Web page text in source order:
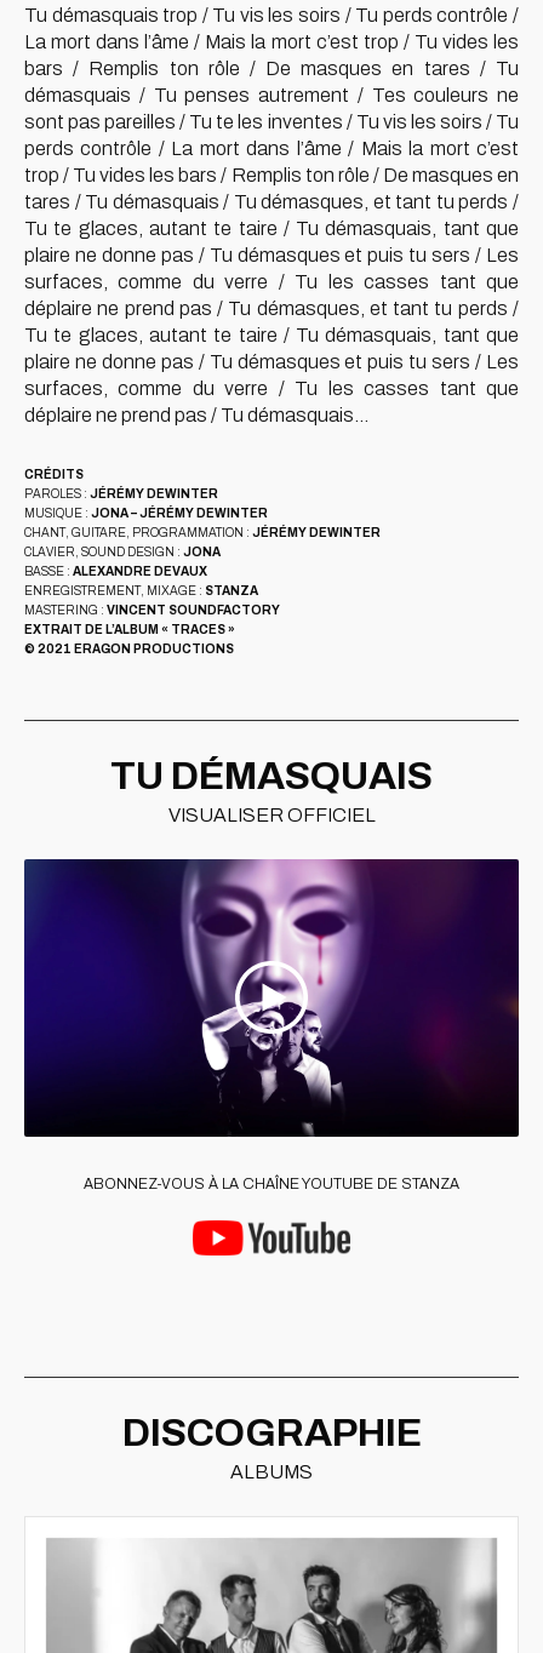
Tu démasquais trop / Tu vis les soirs / Tu perds contrôle /
La mort dans l’âme / Mais la mort c’est trop / Tu vides les
bars / Remplis ton rôle / De masques en tares / Tu
démasquais / Tu penses autrement / Tes couleurs ne
sont pas pareilles / Tu te les inventes / Tu vis les soirs / Tu
perds contrôle / La mort dans l’âme / Mais la mort c’est
trop / Tu vides les bars / Remplis ton rôle / De masques en
tares / Tu démasquais / Tu démasques, et tant tu perds /
Tu te glaces, autant te taire / Tu démasquais, tant que
plaire ne donne pas / Tu démasques et puis tu sers / Les
surfaces, comme du verre / Tu les casses tant que
déplaire ne prend pas / Tu démasques, et tant tu perds /
Tu te glaces, autant te taire / Tu démasquais, tant que
plaire ne donne pas / Tu démasques et puis tu sers / Les
surfaces, comme du verre / Tu les casses tant que
déplaire ne prend pas / Tu démasquais…
CRÉDITS
PAROLES : JÉRÉMY DEWINTER
MUSIQUE : JONA – JÉRÉMY DEWINTER
CHANT, GUITARE, PROGRAMMATION : JÉRÉMY DEWINTER
CLAVIER, SOUND DESIGN : JONA
BASSE : ALEXANDRE DEVAUX
ENREGISTREMENT, MIXAGE : STANZA
MASTERING : VINCENT SOUNDFACTORY
EXTRAIT DE L’ALBUM « TRACES »
© 2021 ERAGON PRODUCTIONS
TU DÉMASQUAIS
VISUALISER OFFICIEL
ABONNEZ-VOUS À LA CHAÎNE YOUTUBE DE STANZA
DISCOGRAPHIE
ALBUMS